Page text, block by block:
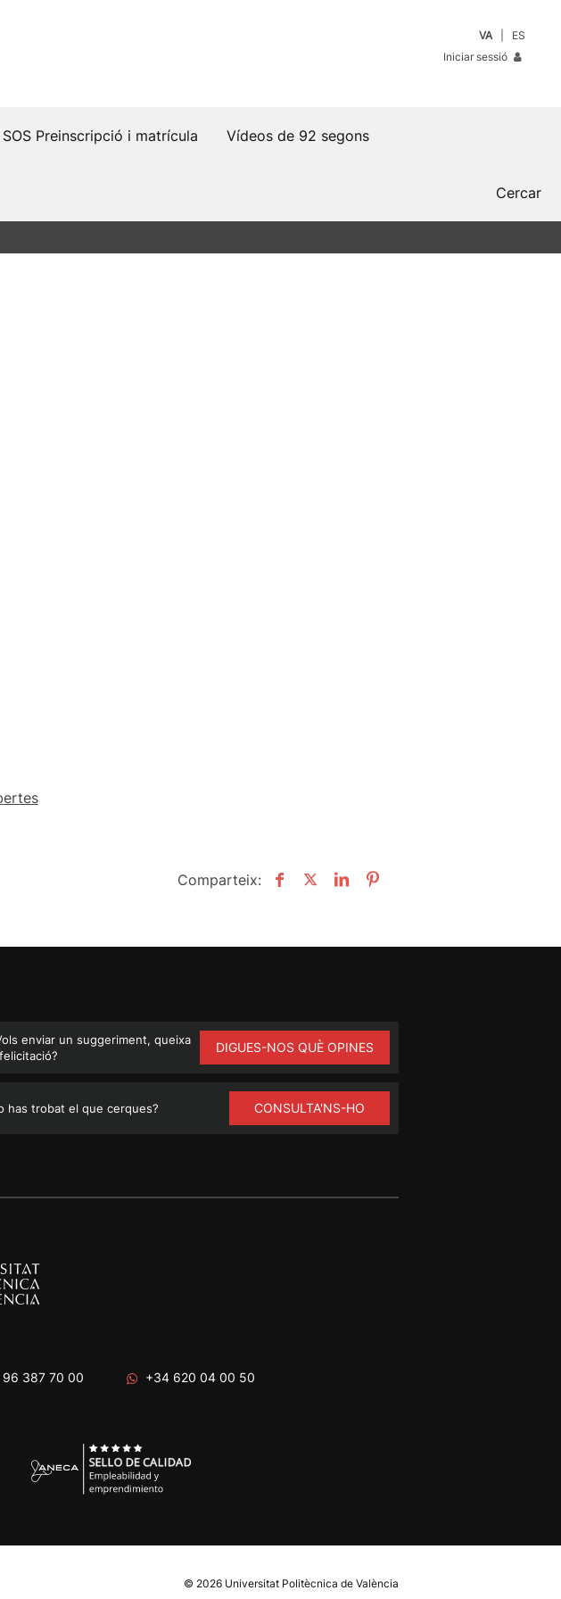
VA
ES
Iniciar sessió
SOS Preinscripció i matrícula Vídeos de 92 segons
Cercar
Comparteix:
enviar un suggeriment, queixa
DIGUES-NOS QUÈ OPINES
has trobat el que cerques? CONSULTA'NS-HO
96 387 70 00 +34 620 04 00 50
© 2026 Universitat Politècnica de València